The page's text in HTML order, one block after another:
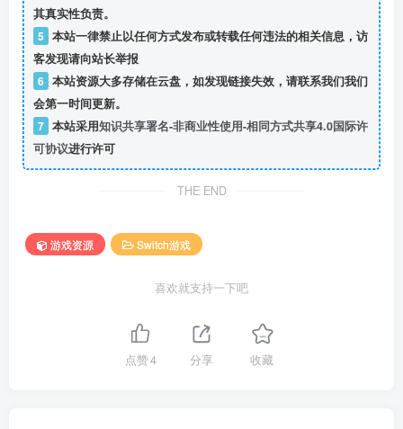
其真实性负责。
5 本站一律禁止以任何方式发布或转载任何违法的相关信息，访
客发现请向站长举报
6 本站资源大多存储在云盘，如发现链接失效，请联系我们我们
会第一时间更新。
7 本站采用知识共享署名-非商业性使用-相同方式共享4.0国际许
可协议进行许可
THE END
游戏资源 Switch游戏
喜欢就支持一下吧
点赞4 分享 收藏